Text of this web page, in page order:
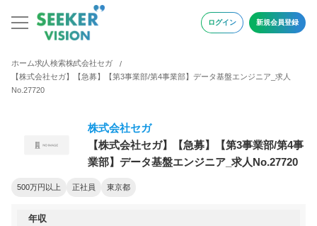
ログイン 新規会員登録
ホーム求人検索株式会社セガ
【株式会社セガ】【急募】【第3事業部/第4事業部】データ基盤エンジニア_求人
No.27720
株式会社セガ
【株式会社セガ】【急募】【第3事業部/第4事
業部】データ基盤エンジニア_求人No.27720
500万円以上 正社員 東京都
年収